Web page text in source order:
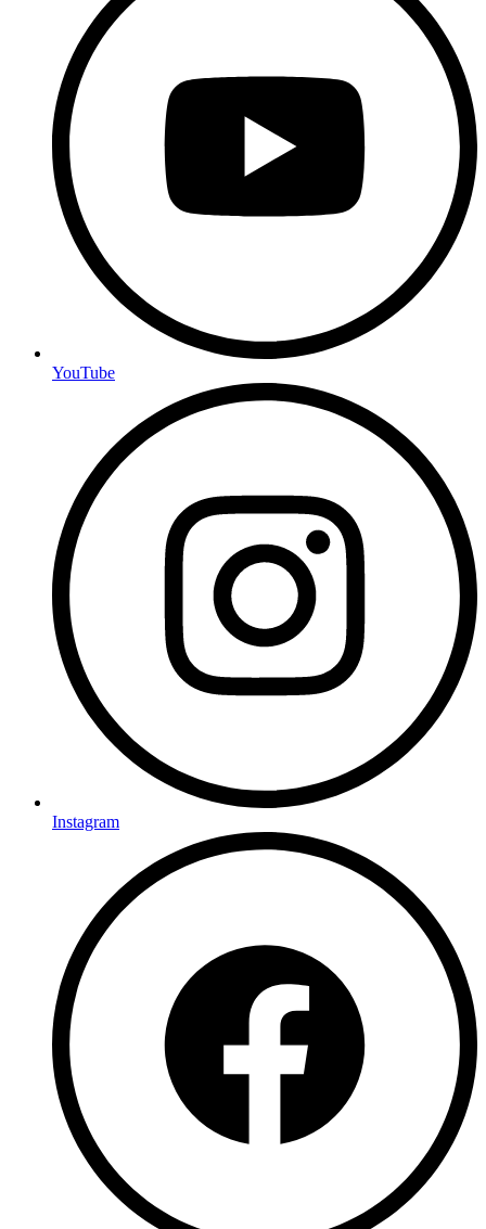
YouTube
Instagram